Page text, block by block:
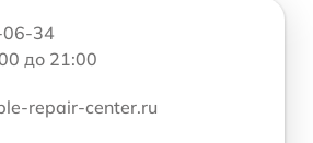
06-34
до 21:00
repair-center.ru